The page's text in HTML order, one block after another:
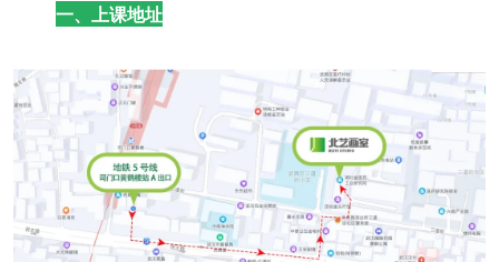
一、上课地址